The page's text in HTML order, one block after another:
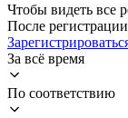
Чтобы видеть все
После
За всё время
По соответствию